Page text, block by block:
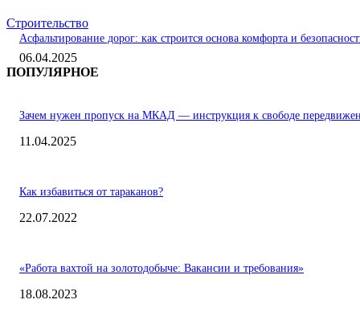
Строительство
Асфальтирование дорог: как строится основа комфорта и
06.04.2025
ПОПУЛЯРНОЕ
Зачем нужен пропуск на МКАД — инструкция к свободе
11.04.2025
Как избавиться от тараканов?
22.07.2022
«Работа вахтой на золотодобыче: Вакансии и требования»
18.08.2023